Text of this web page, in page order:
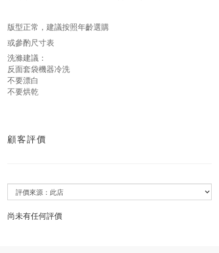
版型正常，建議按照年齡選購
或參酌尺寸表
洗滌建議：
反面套袋機器冷洗
不要漂白
不要烘乾
顧客評價
尚未有任何評價